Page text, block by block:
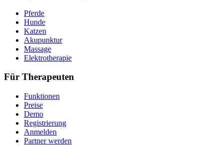
Pferde
Hunde
Katzen
Akupunktur
Massage
Elektrotherapie
Für Therapeuten
Funktionen
Preise
Demo
Registrierung
Anmelden
Partner werden